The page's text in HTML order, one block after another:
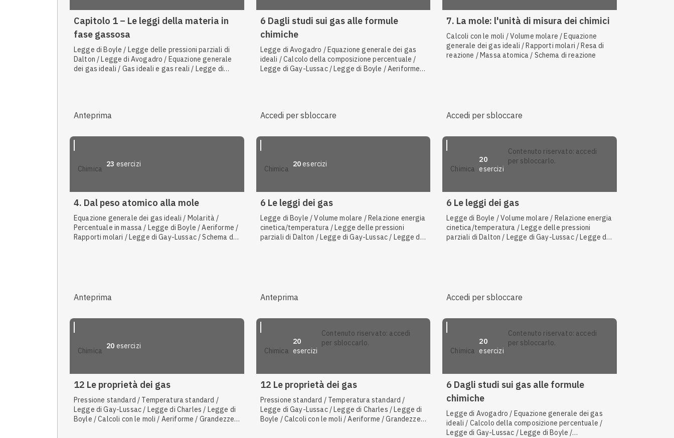
Capitolo 1 – Le leggi della materia in
fase gassosa
Legge di Boyle / Legge delle pressioni parziali di
Dalton / Legge di Avogadro / Equazione generale
dei gas ideali / Gas ideali e gas reali / Legge di
Anteprima
6 Dagli studi sui gas alle formule
chimiche
Legge di Avogadro / Equazione generale dei gas
ideali / Calcolo della composizione percentuale /
Legge di Gay-Lussac / Legge di Boyle / Aeriforme /
Accedi per sbloccare
7. La mole: l'unità di misura dei chimici
Calcoli con le moli / Volume molare / Equazione
generale dei gas ideali / Rapporti molari / Resa di
reazione / Massa atomica / Schema di reazione
Accedi per sbloccare
chimica
23 esercizi
4. Dal peso atomico alla mole
Equazione generale dei gas ideali / Molarità /
Percentuale in massa / Legge di Boyle / Aeriforme /
Rapporti molari / Legge di Gay-Lussac / Schema di
Anteprima
chimica
20 esercizi
6 Le leggi dei gas
Legge di Boyle / Volume molare / Relazione energia
cinetica/temperatura / Legge delle pressioni
parziali di Dalton / Legge di Gay-Lussac / Legge di
Anteprima
chimica
20
esercizi
contenuto riservato: accedi
per sbloccarlo.
6 Le leggi dei gas
Legge di Boyle / Volume molare / Relazione energia
cinetica/temperatura / Legge delle pressioni
parziali di Dalton / Legge di Gay-Lussac / Legge di
Accedi per sbloccare
chimica
20 esercizi
12 Le proprietà dei gas
Pressione standard / Temperatura standard /
Legge di Gay-Lussac / Legge di Charles / Legge di
Boyle / Calcoli con le moli / Aeriforme / Grandezze
chimica
20
esercizi
contenuto riservato: accedi
per sbloccarlo.
12 Le proprietà dei gas
Pressione standard / Temperatura standard /
Legge di Gay-Lussac / Legge di Charles / Legge di
Boyle / Calcoli con le moli / Aeriforme / Grandezze
chimica
20
esercizi
contenuto riservato: accedi
per sbloccarlo.
6 Dagli studi sui gas alle formule
chimiche
Legge di Avogadro / Equazione generale dei gas
ideali / Calcolo della composizione percentuale /
Legge di Gay-Lussac / Legge di Boyle /